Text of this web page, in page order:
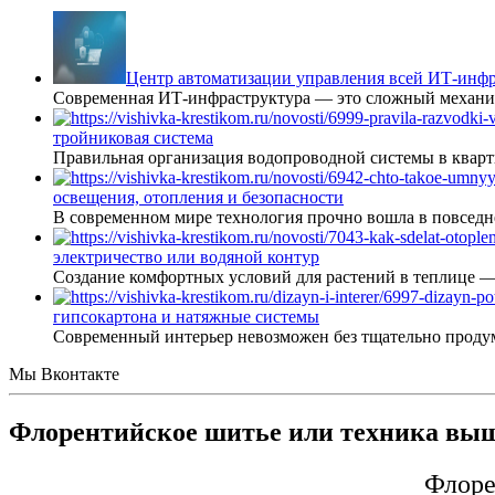
Центр автоматизации управления всей ИТ-
Современная ИТ-инфраструктура — это сложный
тройниковая система
Правильная организация водопроводной системы в
освещения, отопления и безопасности
В современном мире технология прочно вошла в
электричество или водяной контур
Создание комфортных условий для растений в
гипсокартона и натяжные системы
Современный интерьер невозможен без тщательно
Мы Вконтакте
Флорентийское шитье или техника